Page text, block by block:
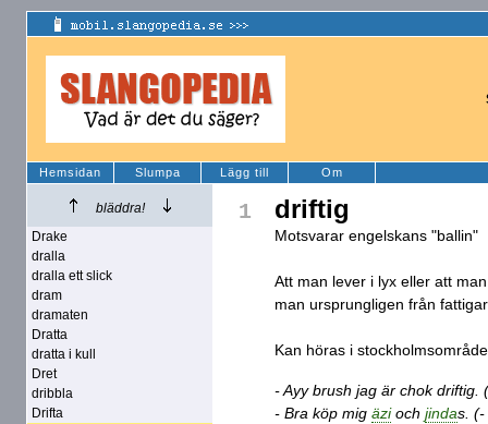
Hemsidan Slumpa Lägg till Om
bläddra!
Drake
dralla
dralla ett slick
dram
dramaten
Dratta
dratta i kull
Dret
dribbla
Drifta
1 driftig
Motsvarar engelskans "ballin"
Att man lever i lyx eller att
man ursprungligen från
Kan höras i
- Ayy brush jag är chok
- Bra köp mig äzioch jindas. (-